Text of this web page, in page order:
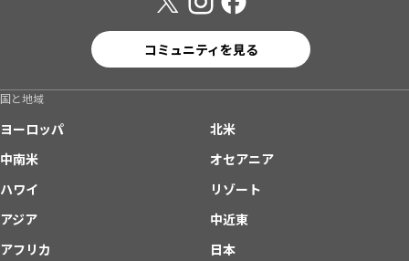
コミュニティを見る
国と地域
ヨーロッパ
北米
中南米
オセアニア
ハワイ
リゾート
アジア
中近東
アフリカ
日本